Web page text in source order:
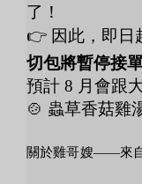
了！
👉 因此，即日
切包將暫停接
預計 8 月會跟
🍲 蟲草香菇雞
關於雞哥嫂——來